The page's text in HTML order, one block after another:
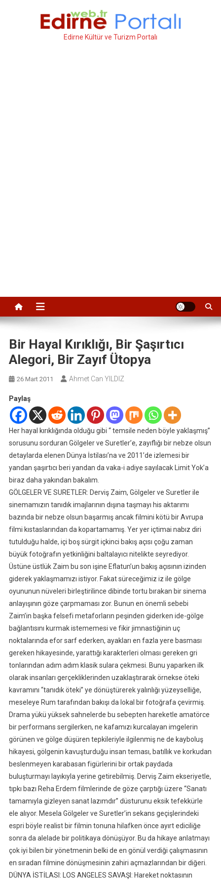
Edirne Kültür ve Turizm Portalı
Bir Hayal Kırıklığı, Bir Şaşırtıcı
Alegori, Bir Zayıf Ütopya
26 Mart 2011 Ahmet Can YILDIZ
Paylaş
Her hayal kırıklığında olduğu gibi “ temsile neden böyle yaklaşmış”
sorusunu sorduran Gölgeler ve Suretler’e, zayıflığı bir nebze olsun
detaylarda elenen Dünya İstilası’na ve 2011’de izlemesi bir
yandan şaşırtıcı beri yandan da vaka-i adiye sayılacak Limit Yok’a
biraz daha yakından bakalım.
GÖLGELER VE SURETLER: Derviş Zaim, Gölgeler ve Suretler ile
sinemamızın tanıdık imajlarının dışına taşmayı his aktarımı
bazında bir nebze olsun başarmış ancak filmini kötü bir Avrupa
filmi kıstaslarından da kopartamamış. Yer yer içtimai nabız diri
tutulduğu halde, içi boş sürgit içkinci bakış açısı çoğu zaman
büyük fotoğrafın yetkinliğini baltalayıcı nitelikte seyrediyor.
Üstüne üstlük Zaim bu son işine Eflatun’un bakış açısının izinden
giderek yaklaşmamızı istiyor. Fakat süreceğimiz iz ile gölge
oyununun nüveleri birleştirilince dibinde tortu bırakan bir sinema
anlayışının göze çarpmaması zor. Bunun en önemli sebebi
Zaim’in başka felsefi metaforların peşinden giderken ide-gölge
bağlantısını kurmak istememesi ve fikir jimnastiğinin uç
noktalarında efor sarf ederken, ayakları en fazla yere basması
gereken hikayesinde, yarattığı karakterleri olması gereken gri
tonlarından adım adım klasik sulara çekmesi. Bunu yaparken ilk
olarak insanları gerçekliklerinden uzaklaştırarak örnekse öteki
kavramını “tanıdık öteki” ye dönüştürerek yalınlığı yüzeyselliğe,
meseleye Rum tarafından bakışı da lokal bir fotoğrafa çevirmiş.
Drama yükü yüksek sahnelerde bu sebepten hareketle amatörce
bir performans sergilerken, ne kafamızı kurcalayan imgelerin
görünen ve gölge düşüren tepkileriyle ilgilenmiş ne de kayboluş
hikayesi, gölgenin kavuşturduğu insan teması, batıllık ve korkudan
beslenmeyen karabasan figürlerini bir ortak paydada
buluşturmayı layıkıyla yerine getirebilmiş. Derviş Zaim ekseriyetle,
tıpkı bazı Reha Erdem filmlerinde de göze çarptığı üzere “Sanatı
tamamıyla gizleyen sanat lazımdır” düsturunu eksik tefekkürle
ele alıyor. Mesela Gölgeler ve Suretler’in sekans geçişlerindeki
espri böyle realist bir filmin tonuna hilafken önce ayırt ediciliğe
sonra da alelade bir politikaya dönüşüyor. Bu da hikaye anlatmayı
çok iyi bilen bir yönetmenin belki de en gönül verdiği çalışmasının
en sıradan filmine dönüşmesinin zahiri açmazlarından bir diğeri.
DÜNYA İSTİLASI: LOS ANGELES SAVAŞI: Hareket noktasının